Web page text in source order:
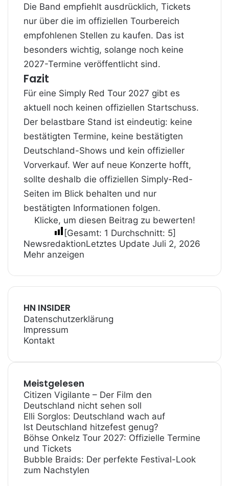
Die Band empfiehlt ausdrücklich, Tickets
nur über die im offiziellen Tourbereich
empfohlenen Stellen zu kaufen. Das ist
besonders wichtig, solange noch keine
2027-Termine veröffentlicht sind.
Fazit
Für eine Simply Red Tour 2027 gibt es
aktuell noch keinen offiziellen Startschuss.
Der belastbare Stand ist eindeutig: keine
bestätigten Termine, keine bestätigten
Deutschland-Shows und kein offizieller
Vorverkauf. Wer auf neue Konzerte hofft,
sollte deshalb die offiziellen Simply-Red-
Seiten im Blick behalten und nur
bestätigten Informationen folgen.
Klicke, um diesen Beitrag zu bewerten!
[Gesamt: 1 Durchschnitt: 5]
NewsredaktionLetztes Update Juli 2, 2026
Mehr anzeigen
HN INSIDER
Datenschutzerklärung
Impressum
Kontakt
Meistgelesen
Citizen Vigilante – Der Film den
Deutschland nicht sehen soll
Elli Sorglos: Deutschland wach auf
Ist Deutschland hitzefest genug?
Böhse Onkelz Tour 2027: Offizielle Termine
und Tickets
Bubble Braids: Der perfekte Festival-Look
zum Nachstylen